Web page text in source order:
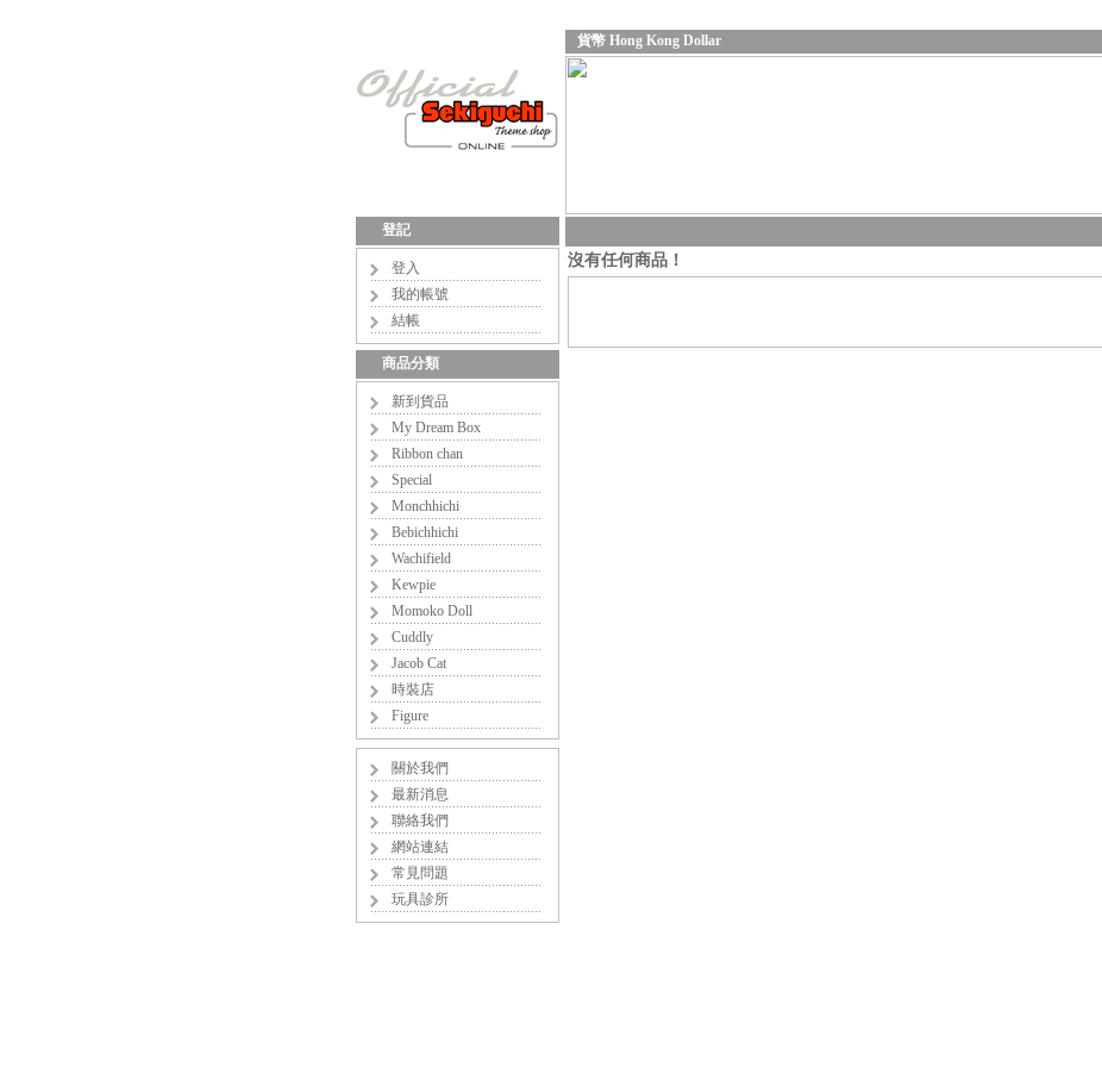
貨幣 Hong Kong Dollar
登記
登入
我的帳號
結帳
商品分類
新到貨品
My Dream Box
Ribbon chan
Special
Monchhichi
Bebichhichi
Wachifield
Kewpie
Momoko Doll
Cuddly
Jacob Cat
時裝店
Figure
關於我們
最新消息
聯絡我們
網站連結
常見問題
玩具診所
沒有任何商品！